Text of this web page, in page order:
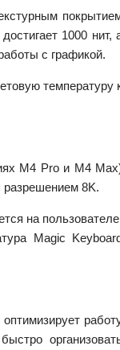
1000 нит,
с графикой.
температуру
M4 Pro и M4
разрешением 8K.
на
Magic